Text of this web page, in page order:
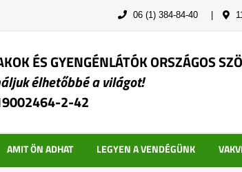
06 (1) 384-84-40
ÉS GYENGÉNLÁTÓK ORSZÁGOS
élhetőbbé a világot!
2-42
AMIT ÖN ADHAT LEGYEN A VENDÉGÜNK